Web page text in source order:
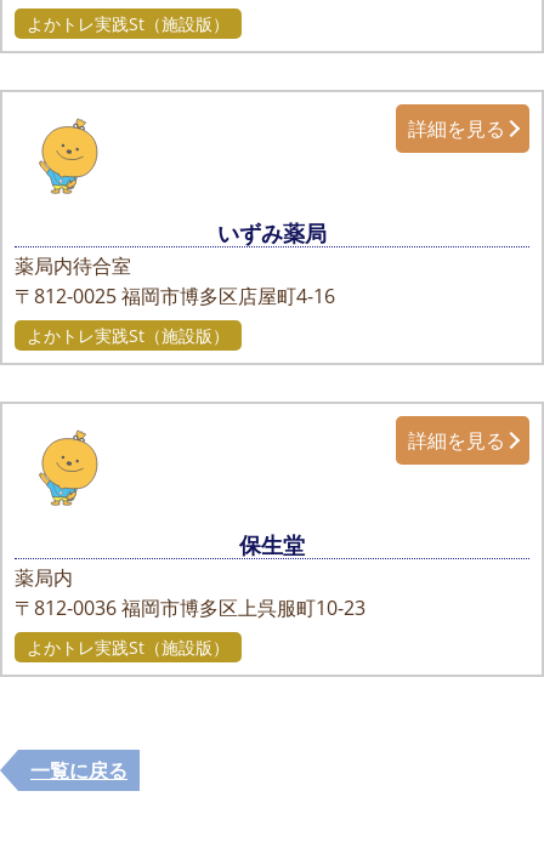
よかトレ実践St（施設版）
いずみ薬局
薬局内待合室
〒812-0025福岡市博多区店屋町4-16
詳細を見る
よかトレ実践St（施設版）
保生堂
薬局内
〒812-0036福岡市博多区上呉服町10-23
詳細を見る
よかトレ実践St（施設版）
一覧に戻る